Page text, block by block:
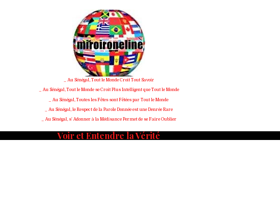
_ Au Sénégal, Tout le Monde Croit Tout Savoir
_ Au Sénégal, Tout le Monde se Croit Plus Intelligent que Tout le Monde
_ Au Sénégal, Toutes les Fêtes sont Fêtées par Tout le Monde
_ Au Sénégal, le Respect de la Parole Donnée est une Denrée Rare
_ Au Sénégal, s' Adonner à la Médisance Permet de se Faire Oublier
Voir et Entendre la Vérité